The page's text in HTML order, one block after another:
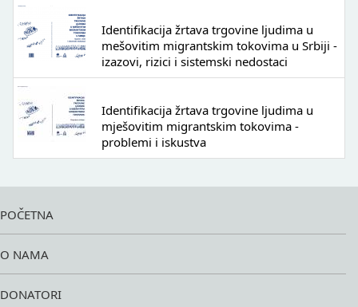
Identifikacija žrtava trgovine ljudima u
mešovitim migrantskim tokovima u Srbiji -
izazovi, rizici i sistemski nedostaci
Identifikacija žrtava trgovine ljudima u
mješovitim migrantskim tokovima -
problemi i iskustva
POČETNA
O NAMA
DONATORI